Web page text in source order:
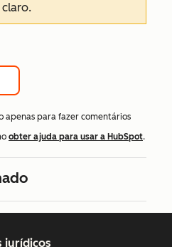
apenas para fazer comentários
obter ajuda para usar a HubSpot.
jurídicos